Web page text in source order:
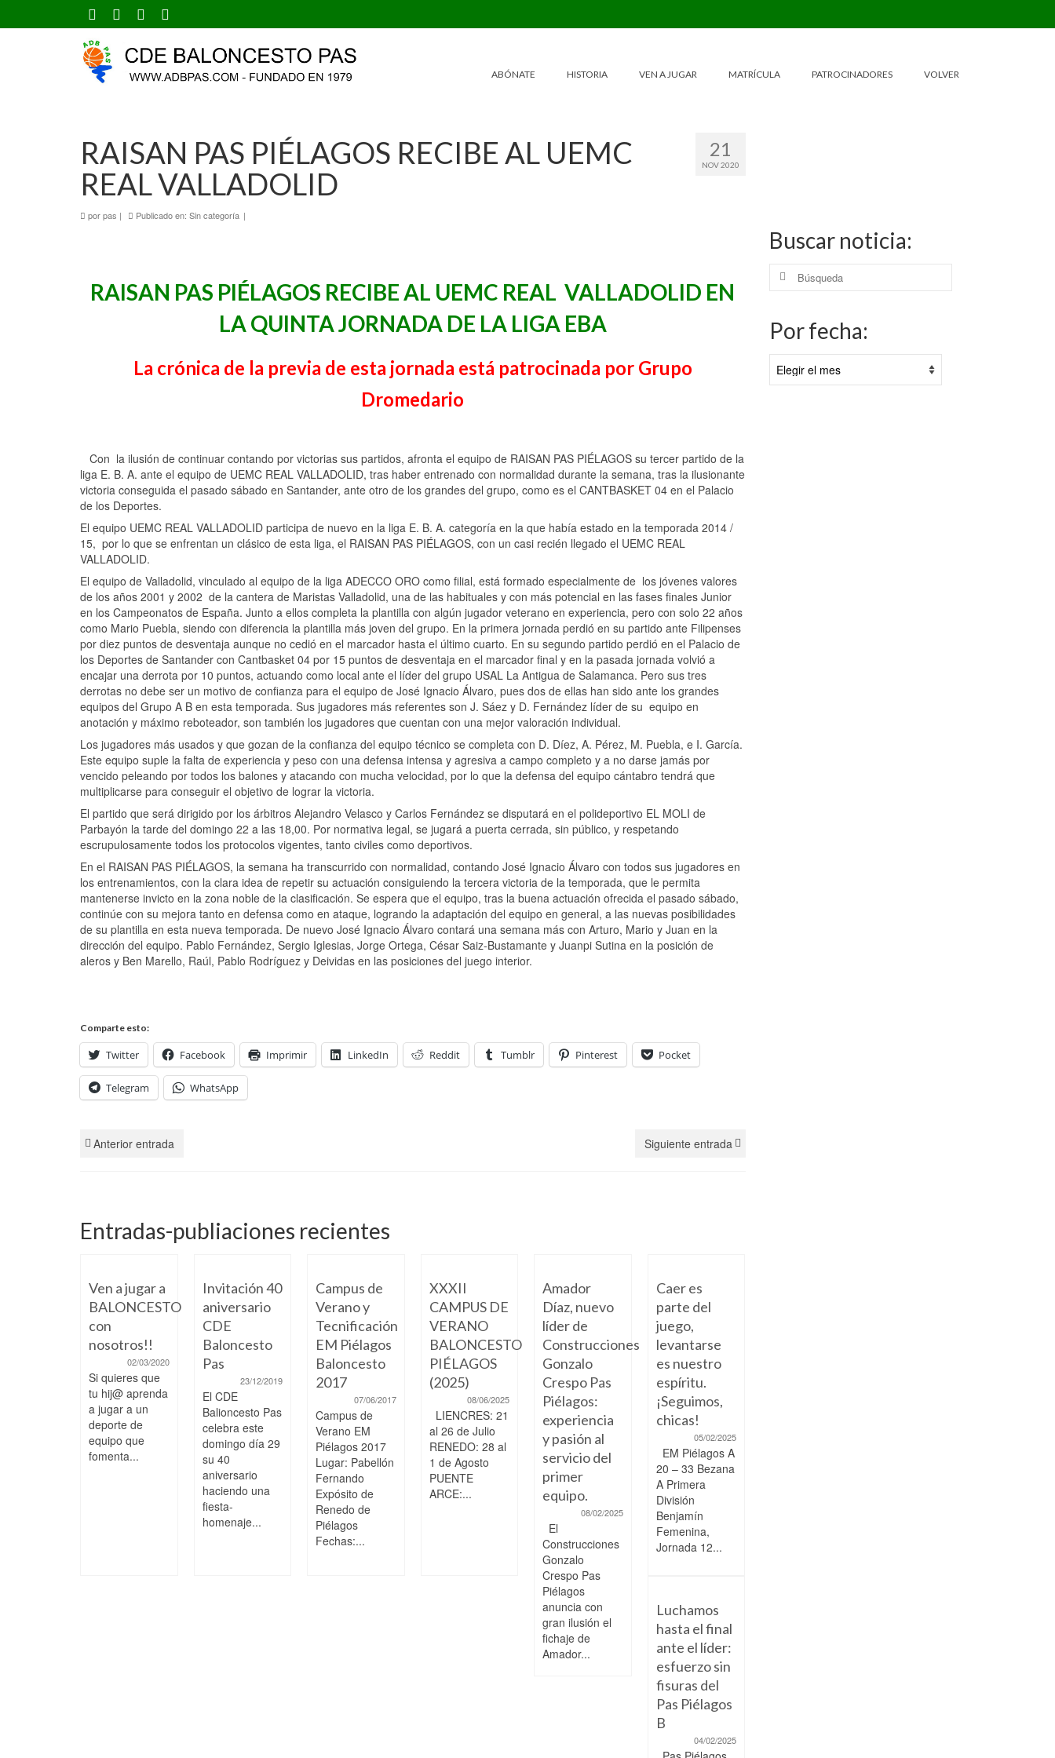
ABÓNATE HISTORIA VEN A JUGAR MATRÍCULA PATROCINADORES VOLVER
21
NOV 2020
RAISAN PAS PIÉLAGOS RECIBE AL UEMC
REAL VALLADOLID
porpas | Publicado en: Sin categoría |
RAISAN PAS PIÉLAGOS RECIBE AL UEMC REAL VALLADOLID EN
LA QUINTA JORNADA DE LA LIGA EBA
La crónica de la previa de esta jornada está patrocinada por Grupo
Dromedario
Con la ilusión de continuar contando por victorias sus partidos, afronta el equipo de RAISAN PAS PIÉLAGOS su tercer partido de la
liga E. B. A. ante el equipo de UEMC REAL VALLADOLID, tras haber entrenado con normalidad durante la semana, tras la ilusionante
victoria conseguida el pasado sábado en Santander, ante otro de los grandes del grupo, como es el CANTBASKET 04 en el Palacio
de los Deportes.
El equipo UEMC REAL VALLADOLID participa de nuevo en la liga E. B. A. categoría en la que había estado en la temporada 2014 /
15, por lo que se enfrentan un clásico de esta liga, el RAISAN PAS PIÉLAGOS, con un casi recién llegado el UEMC REAL
VALLADOLID.
El equipo de Valladolid, vinculado al equipo de la liga ADECCO ORO como filial, está formado especialmente de los jóvenes valores
de los años 2001 y 2002 de la cantera de Maristas Valladolid, una de las habituales y con más potencial en las fases finales Junior
en los Campeonatos de España. Junto a ellos completa la plantilla con algún jugador veterano en experiencia, pero con solo 22 años
como Mario Puebla, siendo con diferencia la plantilla más joven del grupo. En la primera jornada perdió en su partido ante Filipenses
por diez puntos de desventaja aunque no cedió en el marcador hasta el último cuarto. En su segundo partido perdió en el Palacio de
los Deportes de Santander con Cantbasket 04 por 15 puntos de desventaja en el marcador final y en la pasada jornada volvió a
encajar una derrota por 10 puntos, actuando como local ante el líder del grupo USAL La Antigua de Salamanca. Pero sus tres
derrotas no debe ser un motivo de confianza para el equipo de José Ignacio Álvaro, pues dos de ellas han sido ante los grandes
equipos del Grupo A B en esta temporada. Sus jugadores más referentes son J. Sáez y D. Fernández líder de su equipo en
anotación y máximo reboteador, son también los jugadores que cuentan con una mejor valoración individual.
Los jugadores más usados y que gozan de la confianza del equipo técnico se completa con D. Díez, A. Pérez, M. Puebla, e I. García.
Este equipo suple la falta de experiencia y peso con una defensa intensa y agresiva a campo completo y a no darse jamás por
vencido peleando por todos los balones y atacando con mucha velocidad, por lo que la defensa del equipo cántabro tendrá que
multiplicarse para conseguir el objetivo de lograr la victoria.
El partido que será dirigido por los árbitros Alejandro Velasco y Carlos Fernández se disputará en el polideportivo EL MOLI de
Parbayón la tarde del domingo 22 a las 18,00. Por normativa legal, se jugará a puerta cerrada, sin público, y respetando
escrupulosamente todos los protocolos vigentes, tanto civiles como deportivos.
En el RAISAN PAS PIÉLAGOS, la semana ha transcurrido con normalidad, contando José Ignacio Álvaro con todos sus jugadores en
los entrenamientos, con la clara idea de repetir su actuación consiguiendo la tercera victoria de la temporada, que le permita
mantenerse invicto en la zona noble de la clasificación. Se espera que el equipo, tras la buena actuación ofrecida el pasado sábado,
continúe con su mejora tanto en defensa como en ataque, logrando la adaptación del equipo en general, a las nuevas posibilidades
de su plantilla en esta nueva temporada. De nuevo José Ignacio Álvaro contará una semana más con Arturo, Mario y Juan en la
dirección del equipo. Pablo Fernández, Sergio Iglesias, Jorge Ortega, César Saiz-Bustamante y Juanpi Sutina en la posición de
aleros y Ben Marello, Raúl, Pablo Rodríguez y Deividas en las posiciones del juego interior.
Comparte esto:
Twitter Facebook Imprimir LinkedIn Reddit Tumblr Pinterest Pocket
Telegram WhatsApp
Anterior entrada Siguiente entrada
Entradas-publiaciones recientes
Ven a jugar a
BALONCESTO
con
nosotros!!
02/03/2020
Si quieres que
tu hij@ aprenda
a jugar a un
deporte de
equipo que
fomenta...
Invitación 40
aniversario
CDE
Baloncesto
Pas
23/12/2019
El CDE
Balioncesto Pas
celebra este
domingo día 29
su 40
aniversario
haciendo una
fiesta-
homenaje...
Campus de
Verano y
Tecnificación
EM Piélagos
Baloncesto
2017
07/06/2017
Campus de
Verano EM
Piélagos 2017
Lugar: Pabellón
Fernando
Expósito de
Renedo de
Piélagos
Fechas:...
XXXII
CAMPUS DE
VERANO
BALONCESTO
PIÉLAGOS
(2025)
08/06/2025
LIENCRES: 21
al 26 de Julio
RENEDO: 28 al
1 de Agosto
PUENTE
ARCE:...
Amador
Díaz, nuevo
líder de
Construcciones
Gonzalo
Crespo Pas
Piélagos:
experiencia
y pasión al
servicio del
primer
equipo.
08/02/2025
El
Construcciones
Gonzalo
Crespo Pas
Piélagos
anuncia con
gran ilusión el
fichaje de
Amador...
Caer es
parte del
juego,
levantarse
es nuestro
espíritu.
¡Seguimos,
chicas!
05/02/2025
EM Piélagos A
20 – 33 Bezana
A Primera
División
Benjamín
Femenina,
Jornada 12...
Luchamos
hasta el final
ante el líder:
esfuerzo sin
fisuras del
Pas Piélagos
B
04/02/2025
Buscar noticia:
Buscar
Por fecha:
fecha: